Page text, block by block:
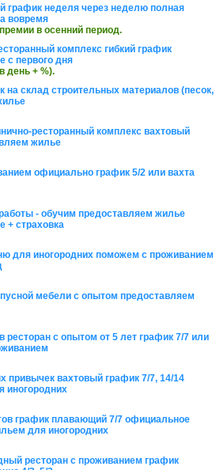
график неделя через неделю полная
вовремя
в осенний период.
комплекс гибкий график
с первого дня
день + %).
на склад строительных материалов (песок,
ресторанный комплекс вахтовый
жилье
официально график 5/2 или вахта
- обучим предоставляем жилье
+ страховка
для иногородних поможем с проживанием
мебели с опытом предоставляем
ресторан с опытом от 5 лет график 7/7 или
привычек вахтовый график 7/7, 14/14
иногородних
график плавающий 7/7 официальное
для иногородних
ресторан с проживанием график